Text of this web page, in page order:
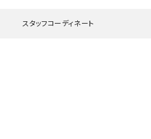
スタッフコーディネート